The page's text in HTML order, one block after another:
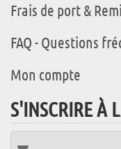
Frais de port &
FAQ - Questions
Mon compte
S'INSCRIRE À